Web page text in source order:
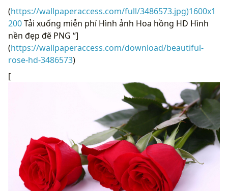
(https://wallpaperaccess.com/full/3486573.jpg)1600x1
200Tải xuống miễn phí Hình ảnh Hoa hồng HD Hình
nền đẹp đẽ PNG “]
(https://wallpaperaccess.com/download/beautiful-
rose-hd-3486573)
[